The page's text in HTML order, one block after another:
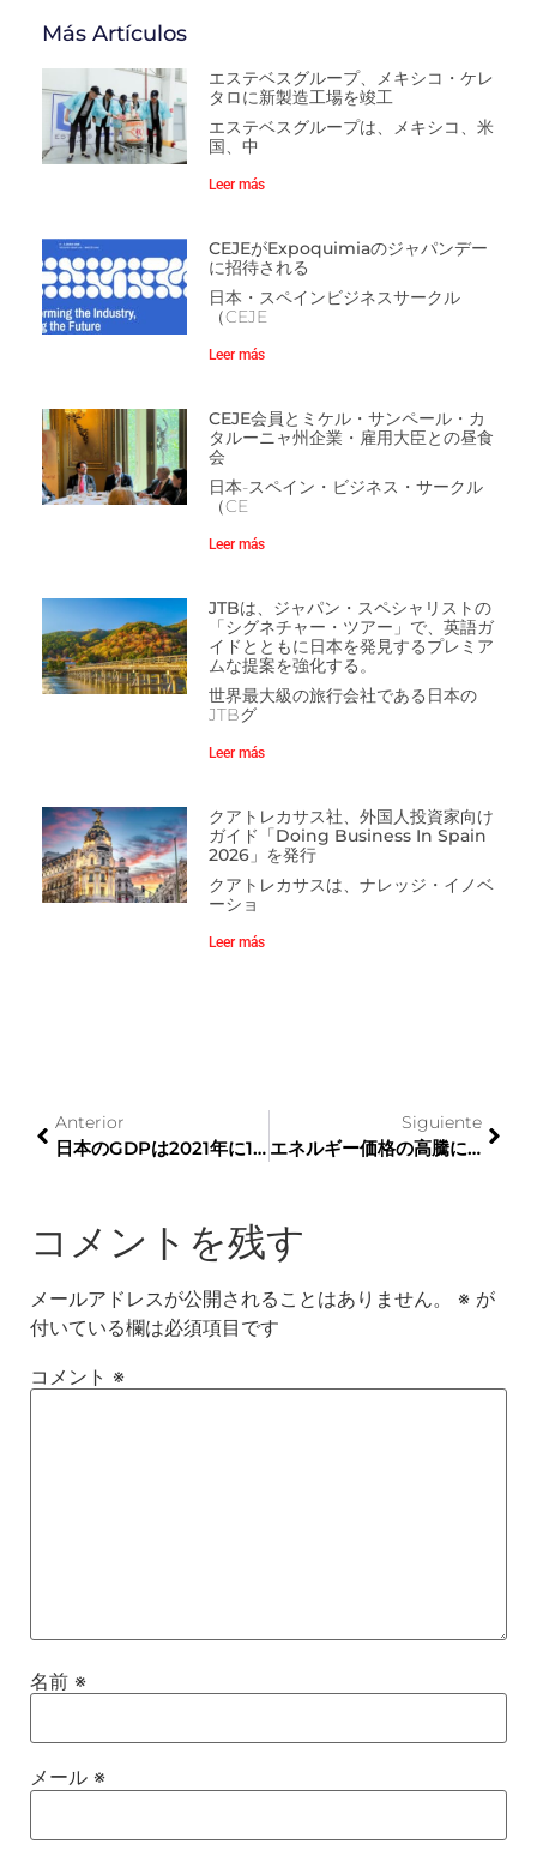
Más Artículos
エステベスグループ、メキシコ・ケレ
タロに新製造工場を竣工
エステベスグループは、メキシコ、米
国、中
Leer más
CEJEがExpoquimiaのジャパンデー
に招待される
日本・スペインビジネスサークル
（CEJE
Leer más
CEJE会員とミケル・サンペール・カ
タルーニャ州企業・雇用大臣との昼食
会
日本-スペイン・ビジネス・サークル
（CE
Leer más
JTBは、ジャパン・スペシャリストの
「シグネチャー・ツアー」で、英語ガ
イドとともに日本を発見するプレミア
ムな提案を強化する。
世界最大級の旅行会社である日本の
JTBグ
Leer más
クアトレカサス社、外国人投資家向け
ガイド「Doing Business In Spain
2026」を発行
クアトレカサスは、ナレッジ・イノベ
ーショ
Leer más
Anterior
日本のGDPは2021年に1.7％増加し、2018年以来の最初の拡大
Siguiente
エネルギー価格の高騰にもかかわらず、日本の消費者物価指数は1月に緩和
コメントを残す
メールアドレスが公開されることはありません。 ※ が
付いている欄は必須項目です
コメント ※
名前 ※
メール ※